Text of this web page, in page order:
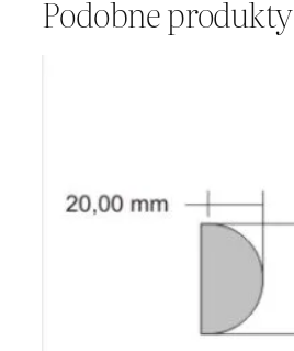
Podobne produkty